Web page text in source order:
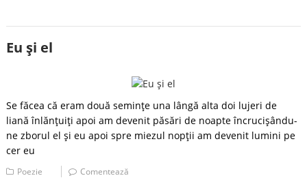
Eu şi el
Se făcea că eram două seminţe una lângă alta doi lujeri de
liană înlănţuiţi apoi am devenit păsări de noapte încrucişându-
ne zborul el şi eu apoi spre miezul nopţii am devenit lumini pe
cer eu
Poezie Comentează